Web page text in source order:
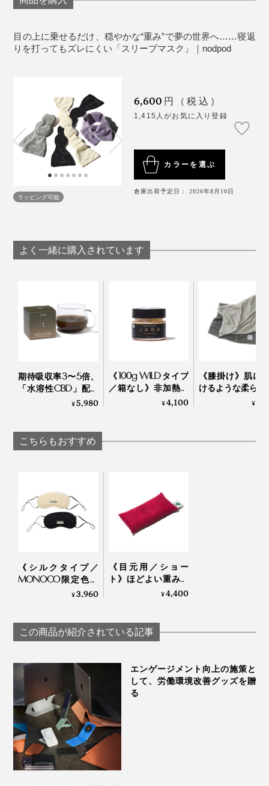
ールA）だから、液体洗濯洗剤を使ってまるごと手洗い
73cmの長さで、干す際にハンガーやフックに掛けやす
カラーは4色から選べて、筒形のパッケージデザインも
おしゃれだから、大切な友人や家族への贈り物にもぴっ
たり。
新色は、やさしいクリームベージュの「ボーン（左）」と、淡い藤色の「ウィス
テリア（右）」
の世界へ……。クリエイティブな毎日に、『nodpod』
で上質な睡眠を。
MONOCOの女性スタッフも「子どもの頃、眠れない時
朝方、アラームの1時間前に目覚めて眠れなくなってし
まった時も、これを乗せるとすぐに眠りに戻れるところ
も気に入っています。
15分仮眠時は、『nodpod』を取り外した瞬間、目が軽
くなってスパッと目覚められるから、原稿の締め切りで
寝不足な日にも助かっています。
目の上に乗せるだけ、穏やかな“重み”で夢の世界へ……寝返
りを打ってもズレにくい「スリープマスク」｜nodpod
ラッピング可能
6,600 円（税込）
1,415人がお気に入り登録
カラーを選ぶ
倉庫出荷予定日： 2026年8月10日
よく一緒に購入されています
期待吸収率3〜5倍、
「水溶性CBD」配合
ほうじ茶｜SABI for
¥5,980
《100g WILDタイプ
／箱なし》非加熱・
無濾過 世界最古の
¥4,100
《膝掛け》肌に
けるような柔らか
コットンだから
¥
こちらもおすすめ
《シルクタイプ／
MONOCO限定色》
働きすぎの目は温め
「アイマスク」|
IONDOCTOR
¥3,960
《目元用／ショー
ト》ほどよい重みと
蒸気で、じんわり気
働者が見つけた伝統
的ヒーリング「チェ
ー」｜INATURA イナ
チュラ
¥4,400
この商品が紹介されている記事
エンゲージメント向上の施策と
して、労働環境改善グッズを贈
る